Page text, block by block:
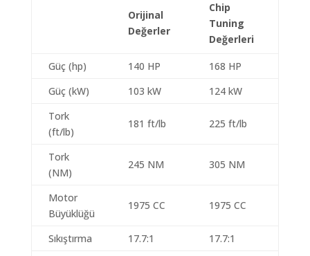
Orijinal
Değerler
Chip
Tuning
Değerleri
Güç (hp) 140 HP
168 HP
Güç (kW)
103 kW
124 kW
Tork
(ft/lb)
181 ft/lb 225 ft/lb
Tork
(NM)
245 NM 305 NM
Motor
Büyüklüğü
1975 CC 1975 CC
Sıkıştırma 17.7:1 17.7:1